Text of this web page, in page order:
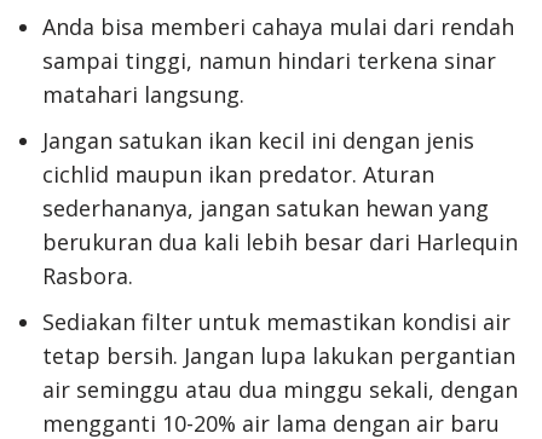
Anda bisa memberi cahaya mulai dari rendah
sampai tinggi, namun hindari terkena sinar
matahari langsung.
Jangan satukan ikan kecil ini dengan jenis
cichlid maupun ikan predator. Aturan
sederhananya, jangan satukan hewan yang
berukuran dua kali lebih besar dari Harlequin
Rasbora.
Sediakan filter untuk memastikan kondisi air
tetap bersih. Jangan lupa lakukan pergantian
air seminggu atau dua minggu sekali, dengan
mengganti 10-20% air lama dengan air baru